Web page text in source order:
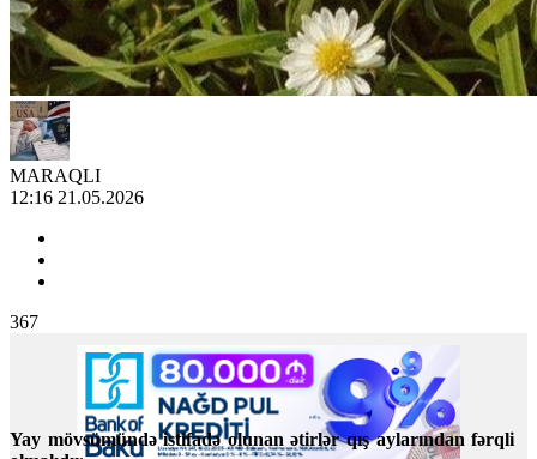
MARAQLI
12:16 21.05.2026
367
Yay mövsümündə istifadə olunan ətirlər qış aylarından fərqli